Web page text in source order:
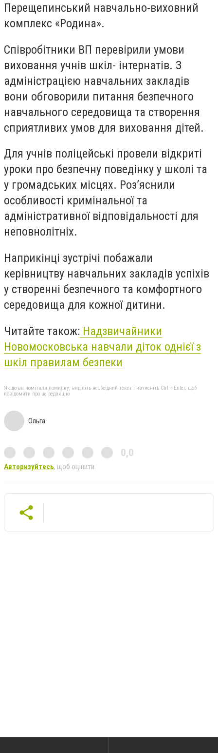
Перещепинський навчально-виховний
комплекс «Родина».
Співробітники ВП перевірили умови
виховання учнів шкіл- інтернатів. З
адміністрацією навчальних закладів
вони обговорили питання безпечного
навчального середовища та створення
сприятливих умов для виховання дітей.
Для учнів поліцейські провели відкриті
уроки про безпечну поведінку у школі та
у громадських місцях. Роз’яснили
особливості кримінальної та
адміністративної відповідальності для
неповнолітніх.
Наприкінці зустрічі побажали
керівництву навчальних закладів успіхів
у створенні безпечного та комфортного
середовища для кожної дитини.
Читайте також: Надзвичайники
Новомосковська навчали діток однієї з
шкіл правилам безпеки
Якщо ви помітили помилку, виділіть необхідний текст і натисніть Ctrl + Enter, щоб
повідомити про це редакцію
Ольга
0,0
Авторизуйтесь, щоб оцінити